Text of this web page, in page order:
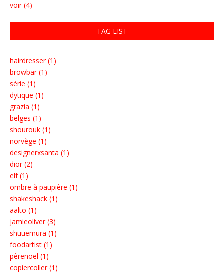
voir (4)
TAG LIST
hairdresser (1)
browbar (1)
série (1)
dytique (1)
grazia (1)
belges (1)
shourouk (1)
norvège (1)
designerxsanta (1)
dior (2)
elf (1)
ombre à paupière (1)
shakeshack (1)
aalto (1)
jamieoliver (3)
shuuemura (1)
foodartist (1)
pèrenoël (1)
copiercoller (1)